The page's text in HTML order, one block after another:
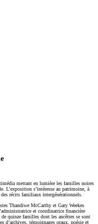
mettant en lumière les familles noires
L’exposition s’intéresse au patrimoine, à
récits familiaux intergénérationnels.
Thandiwe McCarthy et Gary Weekes
et coordinatrice financière
quinze familles dont les ancêtres se sont
d’archives, témoignages oraux, poésie et